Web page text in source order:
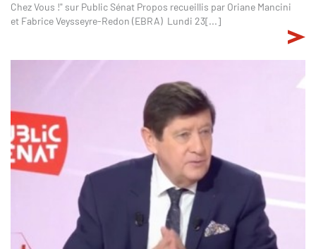
Chez Vous !" sur Public Sénat Propos recueillis par Oriane Mancini
et Fabrice Veysseyre-Redon (EBRA) Lundi 23[...]